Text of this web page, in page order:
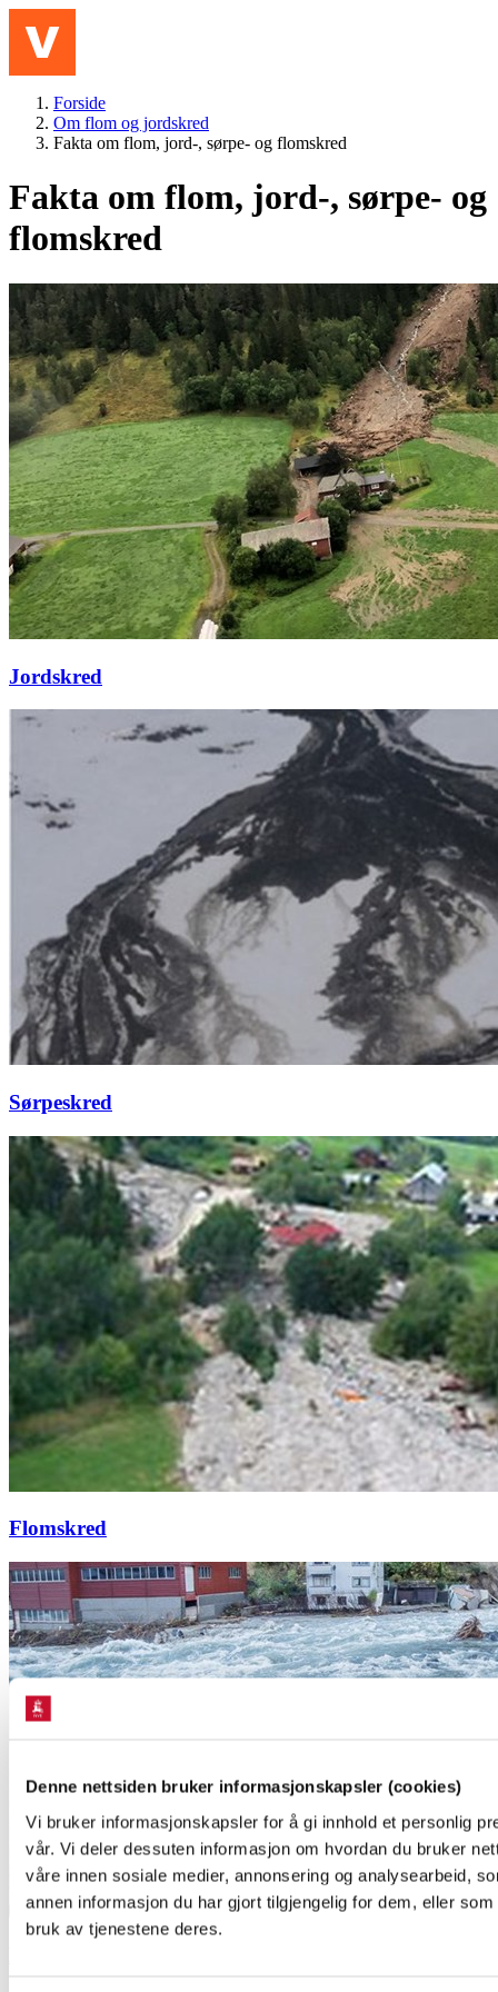
Denne nettsiden bruker informasjonskapsler (cookies)
Vi bruker informasjonskapsler for å gi innhold et personlig
vår. Vi deler dessuten informasjon om hvordan du bruker
våre innen sosiale medier, annonsering og analysearbeid,
annen informasjon du har gjort tilgjengelig for dem, eller
bruk av tjenestene deres.
Forside
Om flom og jordskred
Fakta om flom, jord-, sørpe- og flomskred
Fakta om flom, jord-, sørpe- og
flomskred
Jordskred
Sørpeskred
Flomskred